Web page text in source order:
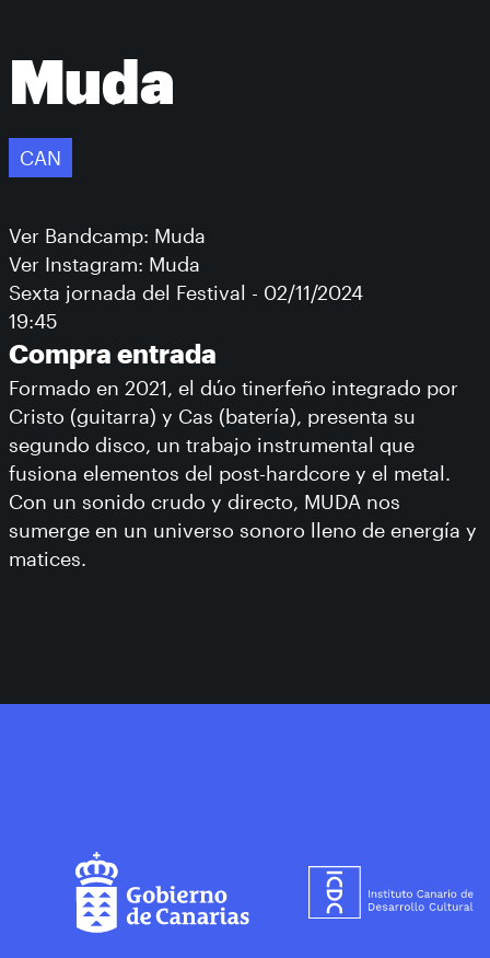
Muda
CAN
Ver Bandcamp: Muda
Ver Instagram: Muda
Sexta jornada del Festival - 02/11/2024
19:45
Compra entrada
Formado en 2021, el dúo tinerfeño integrado por
Cristo (guitarra) y Cas (batería), presenta su
segundo disco, un trabajo instrumental que
fusiona elementos del post-hardcore y el metal.
Con un sonido crudo y directo, MUDA nos
sumerge en un universo sonoro lleno de energía y
matices.